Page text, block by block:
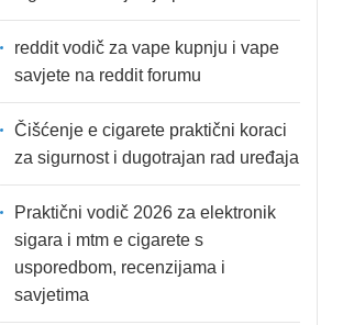
reddit vodič za vape kupnju i vape
savjete na reddit forumu
Čišćenje e cigarete praktični koraci
za sigurnost i dugotrajan rad uređaja
Praktični vodič 2026 za elektronik
sigara i mtm e cigarete s
usporedbom, recenzijama i
savjetima